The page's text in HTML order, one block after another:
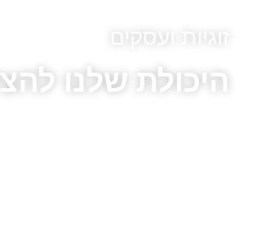
זוגיות ועסקים
היכולת שלנו